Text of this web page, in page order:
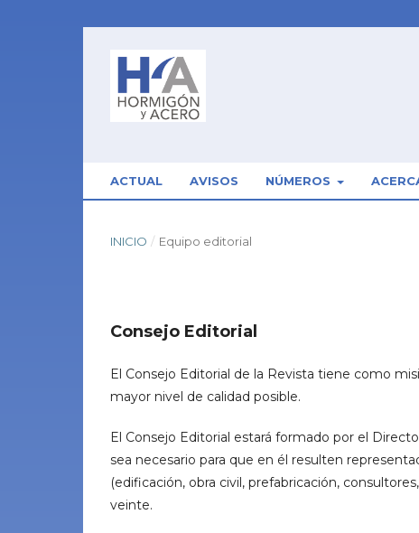
ACTUAL AVISOS NÚMEROS
INICIO / Equipo editorial
Consejo Editorial
El Consejo Editorial de la Revista tiene como
mayor nivel de calidad posible.
El Consejo Editorial estará formado por el
sea necesario para que en él resulten
(edificación, obra civil, prefabricación,
veinte.